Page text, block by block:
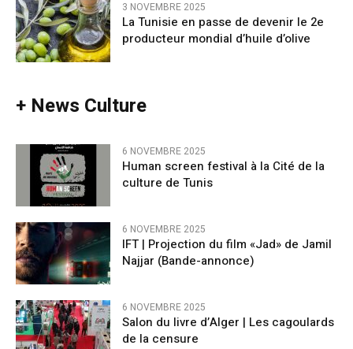
3 NOVEMBRE 2025
La Tunisie en passe de devenir le 2e
producteur mondial d’huile d’olive
+ News Culture
6 NOVEMBRE 2025
Human screen festival à la Cité de la
culture de Tunis
6 NOVEMBRE 2025
IFT | Projection du film «Jad» de Jamil
Najjar (Bande-annonce)
6 NOVEMBRE 2025
Salon du livre d’Alger | Les cagoulards
de la censure